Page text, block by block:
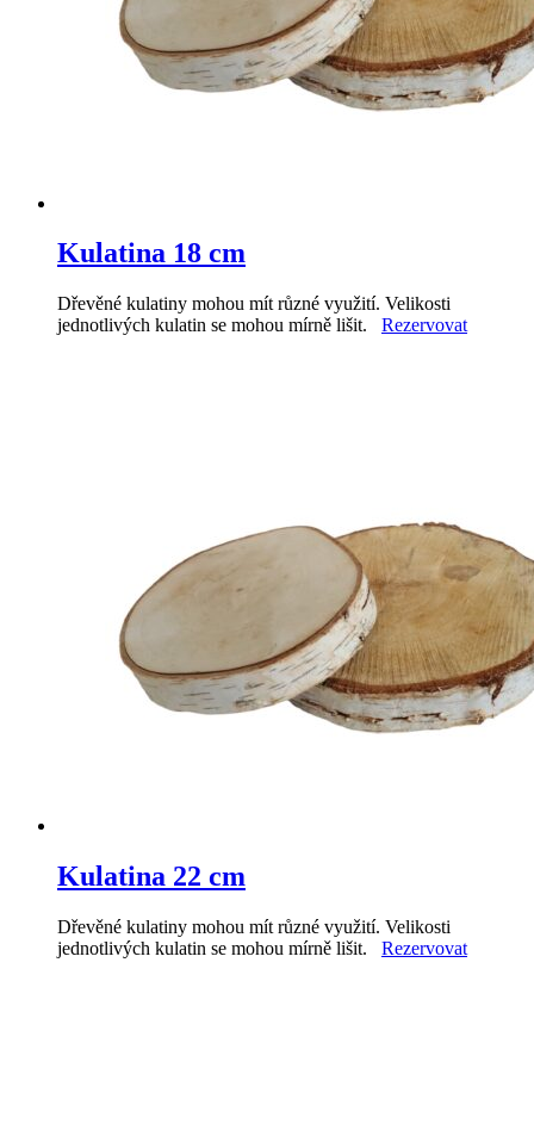
Kulatina 18 cm
Dřevěné kulatiny mohou mít různé využití. Velikosti
jednotlivých kulatin se mohou mírně lišit. Rezervovat
Kulatina 22 cm
Dřevěné kulatiny mohou mít různé využití. Velikosti
jednotlivých kulatin se mohou mírně lišit. Rezervovat